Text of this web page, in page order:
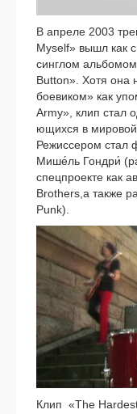
В апре­ле 2003
Myself» вышл как
син­глом
Button». Хотя она
боевиком» как
Army», клип стал
ю­щих­ся в миро­вой
Режиссером стал
Мише́ль Гондри́
спец­про­ек­те как
Brothers,а так­же
Punk).
Клип «The